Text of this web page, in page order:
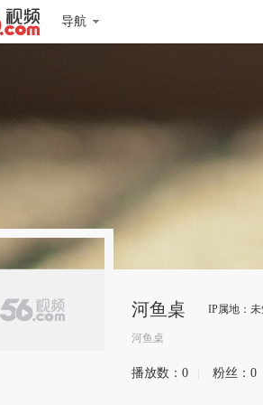
导航
河鱼桌 IP属地：
河鱼桌
播放数： 0 粉丝： 0